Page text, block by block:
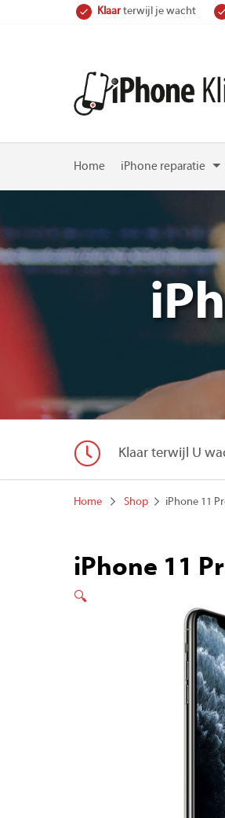
Klaar terwijl je wacht
Home iPhone reparatie
Klaar terwijl U
Home Shop iPhone 11
iPhone 11
🔍